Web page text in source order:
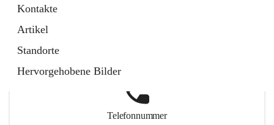
Kontakte
Artikel
Standorte
Hervorgehobene Bilder
Telefonnummer